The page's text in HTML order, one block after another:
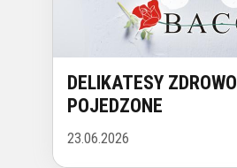
DELIKATESY ZDROWO
POJEDZONE
23.06.2026